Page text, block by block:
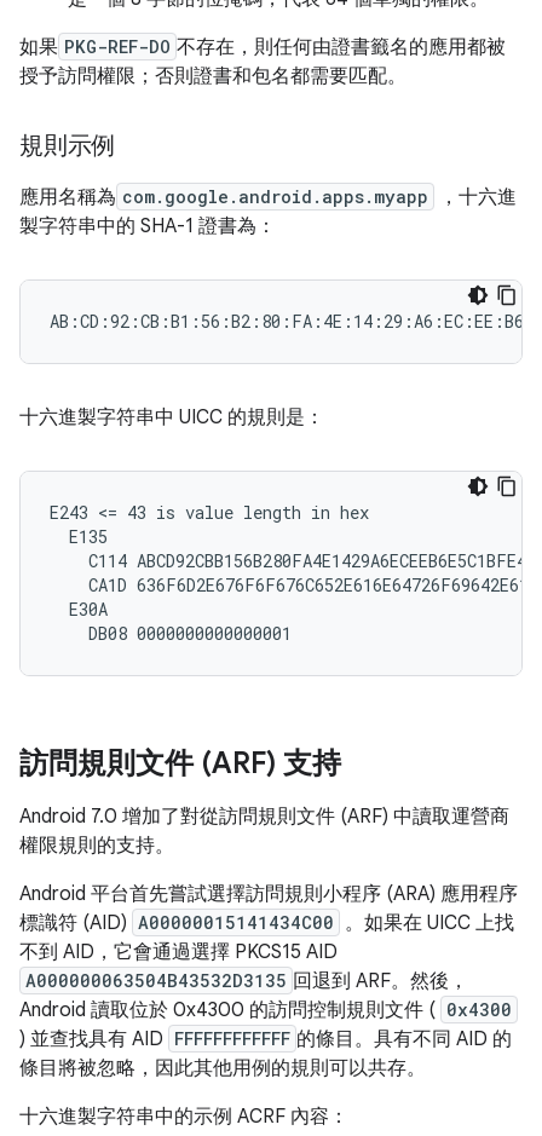
如果 PKG-REF-DO 不存在，則任何由證書籤名的應用都被
授予訪問權限；否則證書和包名都需要匹配。
規則示例
應用名稱為 com.google.android.apps.myapp
，十六進
製字符串中的 SHA-1 證書為：
十六進製字符串中 UICC 的規則是：
E243 <= 43 is value length in hex
  E135
    C114 ABCD92CBB156B280FA4E1429A6ECEEB6E5C1BFE4
CA1D
  E30A
訪問規則文件 (ARF) 支持
Android 7.0 增加了對從訪問規則文件 (ARF) 中讀取運營商
權限規則的支持。
Android 平台首先嘗試選擇訪問規則小程序 (ARA) 應用程序
標識符 (AID) A00000015141434C00 。如果在 UICC 上找
不到 AID，它會通過選擇 PKCS15 AID
A000000063504B43532D3135 回退到 ARF。然後，
Android 讀取位於 0x4300 的訪問控制規則文件 ( 0x4300
) 並查找具有 AID FFFFFFFFFFFF 的條目。具有不同 AID 的
條目將被忽略，因此其他用例的規則可以共存。
十六進製字符串中的示例 ACRF 內容：